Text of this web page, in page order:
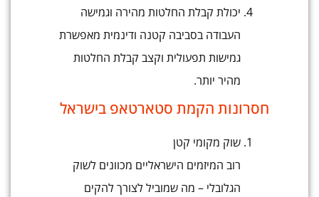
יכולת קבלת החלטות מהירה וגמישה
העבודה בסביבה קטנה ודינמית מאפשרת
גמישות תפעולית וקצב קבלת החלטות
מהיר יותר.
חסרונות הקמת סטארטאפ בישראל
שוק מקומי קטן
רוב המיזמים הישראליים מכוונים לשוק
הגלובלי – מה שמוביל לצורך להקים